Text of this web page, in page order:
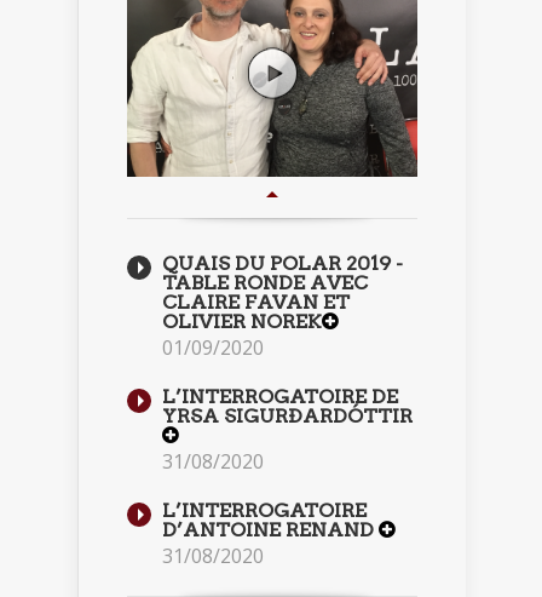
QUAIS DU POLAR 2019 -
TABLE RONDE AVEC
CLAIRE FAVAN ET
OLIVIER NOREK
01/09/2020
L’INTERROGATOIRE DE
YRSA SIGURÐARDÓTTIR
31/08/2020
L’INTERROGATOIRE
D’ANTOINE RENAND
31/08/2020